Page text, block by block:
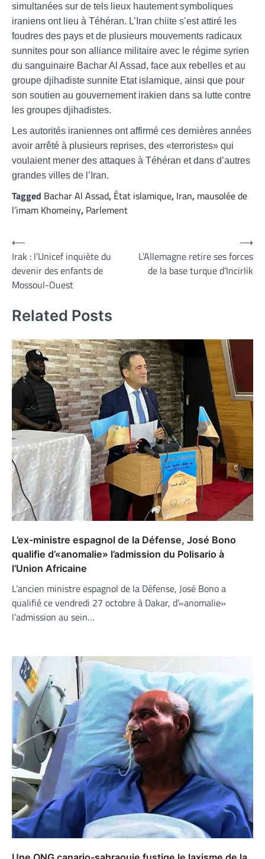
simultanées sur de tels lieux hautement symboliques
iraniens ont lieu à Téhéran. L’Iran chiite s’est attiré les
foudres des pays et de plusieurs mouvements radicaux
sunnites pour son alliance militaire avec le régime syrien
du sanguinaire Bachar Al Assad, face aux rebelles et au
groupe djihadiste sunnite Etat islamique, ainsi que pour
son soutien au gouvernement irakien dans sa lutte contre
les groupes djihadistes.
Les autorités iraniennes ont affirmé ces dernières années
avoir arrêté à plusieurs reprises, des «terroristes» qui
voulaient mener des attaques à Téhéran et dans d’autres
grandes villes de l’Iran.
Tagged Bachar Al Assad, État islamique, Iran, mausolée de
l’imam Khomeiny, Parlement
Navigation
de
l’article
⟵
Irak : l’Unicef inquiète du
devenir des enfants de
Mossoul-Ouest
L’Allemagne retire ses forces
de la base turque d’Incirlik
⟶
Related Posts
L’ex-ministre espagnol de la Défense, José Bono
qualifie d’«anomalie» l’admission du Polisario à
l’Union Africaine
L’ancien ministre espagnol de la Défense, José Bono a
qualifié ce vendredi 27 octobre à Dakar, d’«anomalie»
l’admission au sein…